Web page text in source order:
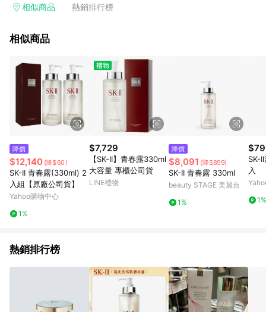
單，皆不在點數回饋範圍內。 3. 如購買以下類別商品，將無法獲
球嚴選、商城、專案商品、「草莓網」全館商品。 4. 如取消訂
回饋。 5. 點數回饋會扣除所有折扣優惠後之最終發票金額計算，
實際回饋請依LINE購物通知為主。 6. 訂單如有使用東森購物
ETMall站內之折扣優惠(包含但不限於東森幣、樂透金、東森現金
券等)，不具點數回饋資格。詳細請依東森購物ETMall之結帳頁面
顯示為準。 7. LINE購物設有「單一商品最高回饋點數」機制(特
殊活動時開放「回饋無上限」)，以同一訂單中同一商品不論件數
計算，並依訂單成立時間當下LINE購物所設定的回饋機制為準。
8. LINE購物為購物資訊整合性平台，商品資料更新會有時間差，
如顯示之商品規格、顏色、價位、贈品與東森購物ETMall銷售網
頁不符，以銷售網頁標示為準。 9. 若有贈點爭議，請務必於訂單
日期+180天以內至LINE購物客服洽詢；若超過180天(含)以上進
行申訴，恕無法贈點回饋。 10. 部分點數紅包僅限指定商品使
用，或不適用於無回饋商品。各點數紅包之適用商品與使用條件
請依點數紅包頁面規則為準。
相似商品 熱銷排行榜
相似商品
降價
$12,140 (降$60)
SK-II 青春露(330ml) 2
入組【原廠公司貨】
Yahoo購物中心
1%
$7,729
【SK-II】青春露330ml
大容量 專櫃公司貨
LINE禮物
降價
$8,091 (降$899)
SK-II 青春露 330ml
beauty STAGE 美麗台
1%
SK-
入
1%
熱銷排行榜